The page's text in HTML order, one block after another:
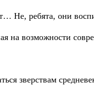
Не, ребята, они
на возможности
зверствам